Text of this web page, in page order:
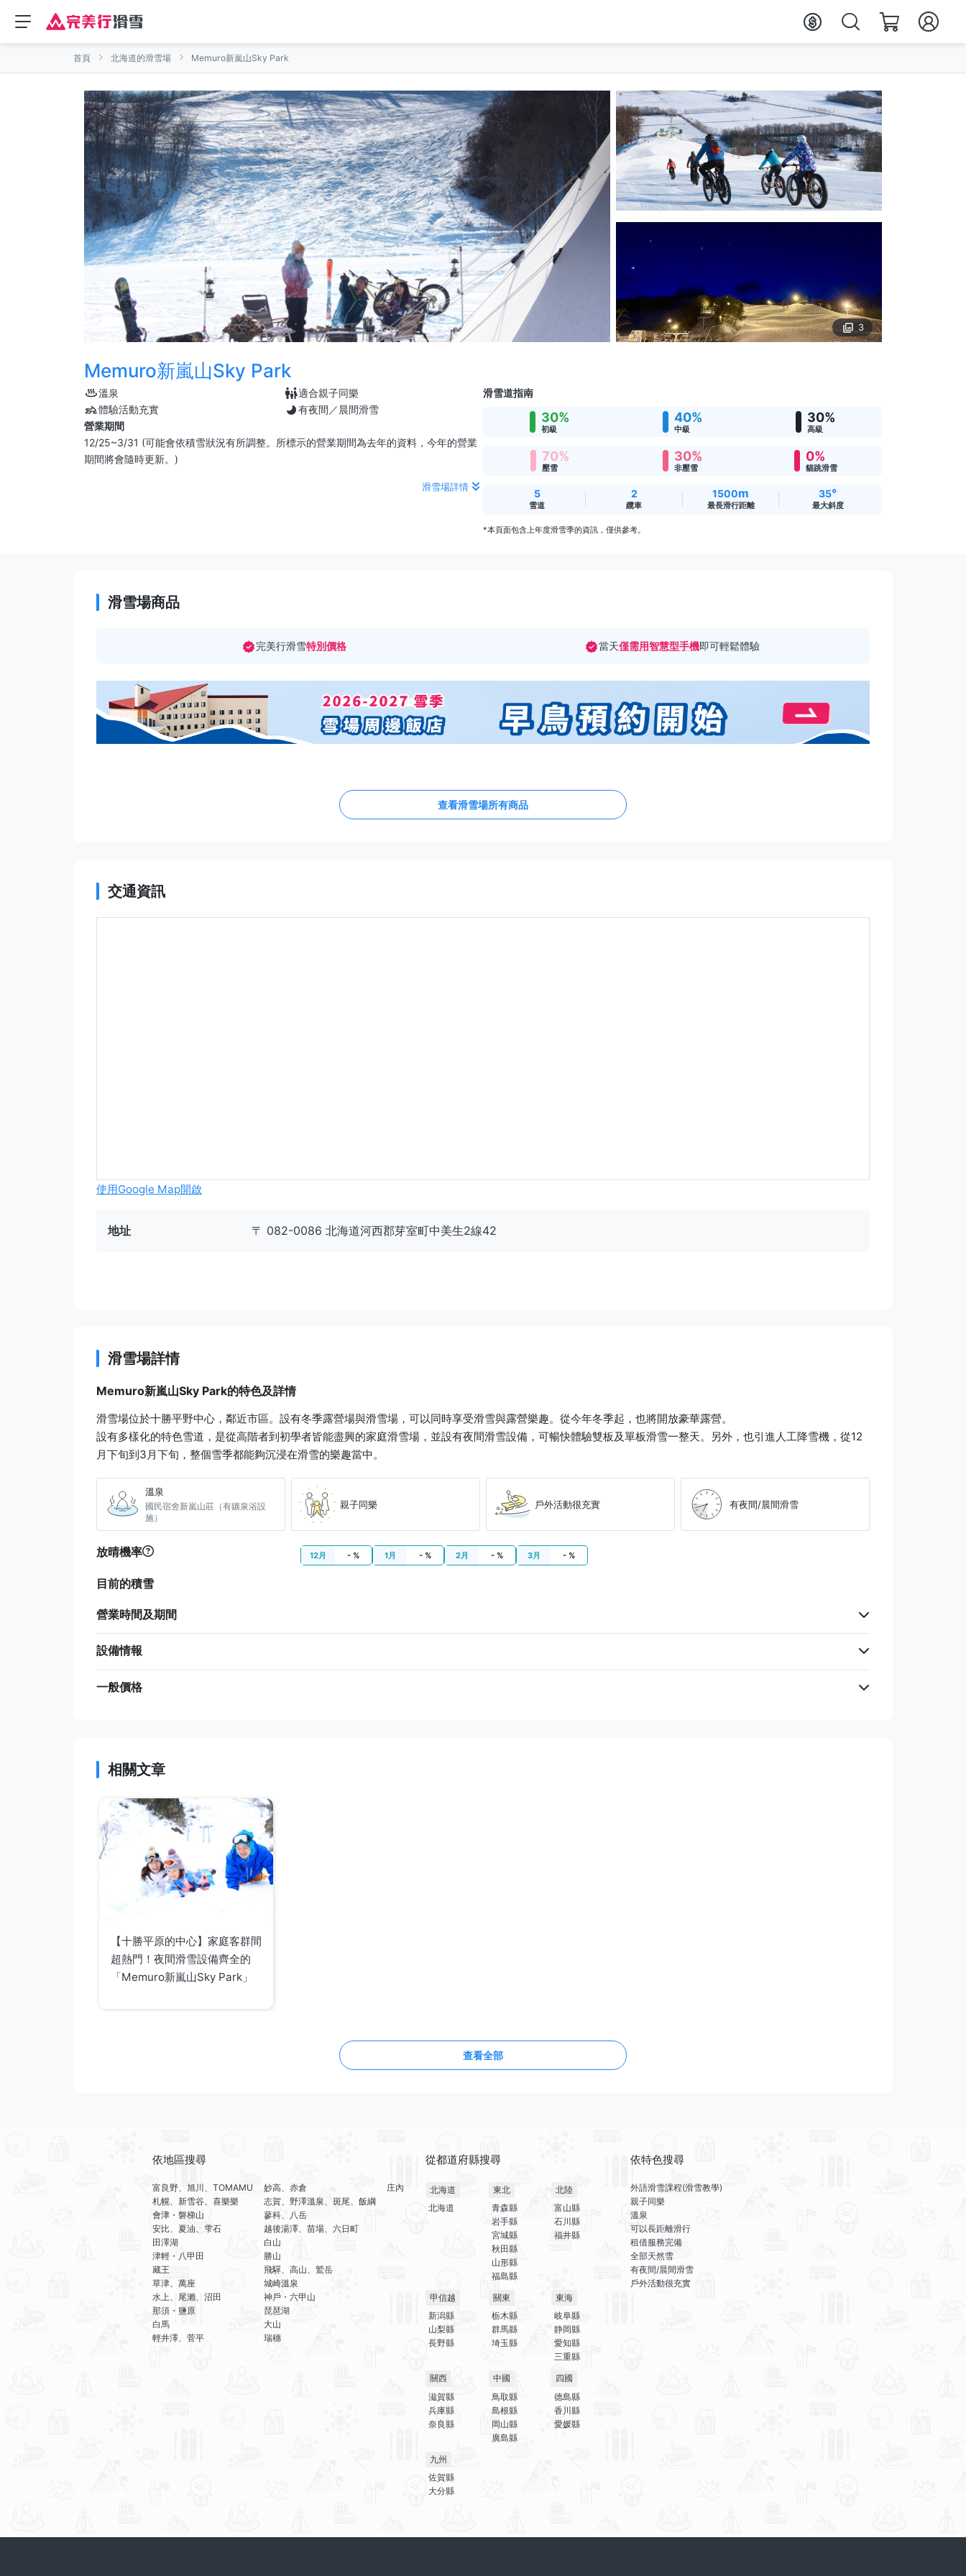
首頁 北海道的滑雪場 Memuro新嵐山Sky Park
3
Memuro新嵐山Sky Park
溫泉
適合親子同樂
體驗活動充實
有夜間／晨間滑雪
營業期間
12/25~3/31 (可能會依積雪狀況有所調整。所標示的營業期間為去年的資料，今年的營業
期間將會隨時更新。)
滑雪場詳情
滑雪道指南
30%
初級
40%
中級
30%
高級
70%
壓雪
30%
非壓雪
0%
貓跳滑雪
5
雪道
2
纜車
1500m
最長滑行距離
35°
最大斜度
*本頁面包含上年度滑雪季的資訊，僅供參考。
滑雪場商品
完美行滑雪特別價格 當天僅需用智慧型手機即可輕鬆體驗
查看滑雪場所有商品
交通資訊
使用Google Map開啟
地址 〒 082-0086 北海道河西郡芽室町中美生2線42
滑雪場詳情
Memuro新嵐山Sky Park的特色及詳情
滑雪場位於十勝平野中心，鄰近市區。設有冬季露營場與滑雪場，可以同時享受滑雪與露營樂趣。從今年冬季起，也將開放豪華露營。
設有多樣化的特色雪道，是從高階者到初學者皆能盡興的家庭滑雪場，並設有夜間滑雪設備，可暢快體驗雙板及單板滑雪一整天。另外，也引進人工降雪機，從12
月下旬到3月下旬，整個雪季都能夠沉浸在滑雪的樂趣當中。
溫泉
國民宿舍新嵐山莊（有鑛泉浴設
施）
親子同樂 戶外活動很充實 有夜間/晨間滑雪
放晴機率 12月 - % 1月 - % 2月 - % 3月 - %
目前的積雪
營業時間及期間
設備情報
一般價格
相關文章
【十勝平原的中心】家庭客群間
超熱門！夜間滑雪設備齊全的
「Memuro新嵐山Sky Park」
查看全部
依地區搜尋
富良野、旭川、TOMAMU
札幌、新雪谷、喜樂樂
會津・磐梯山
安比、夏油、雫石
田澤湖
津輕・八甲田
藏王
草津、萬座
水上、尾瀨、沼田
那須・鹽原
白馬
輕井澤、菅平
妙高、赤倉
志賀、野澤溫泉、斑尾、飯綱
蓼科、八岳
越後湯澤、苗場、六日町
白山
勝山
飛驒、高山、鷲岳
城崎溫泉
神戶・六甲山
琵琶湖
大山
瑞穗
庄內
從都道府縣搜尋
北海道
北海道
東北
青森縣
岩手縣
宮城縣
秋田縣
山形縣
福島縣
北陸
富山縣
石川縣
福井縣
甲信越
新潟縣
山梨縣
長野縣
關東
栃木縣
群馬縣
埼玉縣
東海
岐阜縣
静岡縣
愛知縣
三重縣
關西
滋賀縣
兵庫縣
奈良縣
中國
鳥取縣
島根縣
岡山縣
廣島縣
四國
德島縣
香川縣
愛媛縣
九州
佐賀縣
大分縣
依特色搜尋
外語滑雪課程(滑雪教學)
親子同樂
溫泉
可以長距離滑行
租借服務完備
全部天然雪
有夜間/晨間滑雪
戶外活動很充實